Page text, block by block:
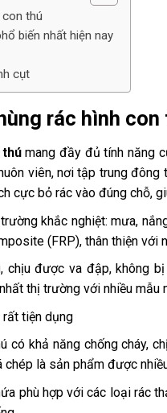
thú
biến nhất hiện nay
cụt
rác hình con
mang đầy đủ tính năng
viên, nơi tập trung
cực bỏ rác vào đúng chỗ,
khắc nghiệt: mưa,
(FRP), thân thiện với
chịu được va đập, không
thị trường với nhiều mẫu
tiện dụng
có khả năng chống cháy,
chép là sản phẩm được
phù hợp với các loại rác